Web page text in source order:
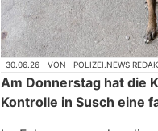
30.06.26 VON POLIZEI.NEWS
Am Donnerstag hat die
Kontrolle in Susch eine